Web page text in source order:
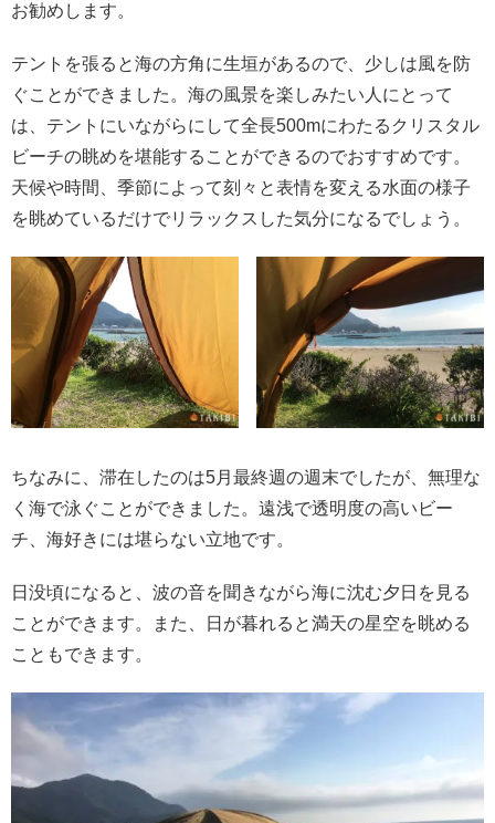
お勧めします。
テントを張ると海の方角に生垣があるので、少しは風を防
ぐことができました。海の風景を楽しみたい人にとって
は、テントにいながらにして全長500mにわたるクリスタル
ビーチの眺めを堪能することができるのでおすすめです。
天候や時間、季節によって刻々と表情を変える水面の様子
を眺めているだけでリラックスした気分になるでしょう。
ちなみに、滞在したのは5月最終週の週末でしたが、無理な
く海で泳ぐことができました。遠浅で透明度の高いビー
チ、海好きには堪らない立地です。
日没頃になると、波の音を聞きながら海に沈む夕日を見る
ことができます。また、日が暮れると満天の星空を眺める
こともできます。